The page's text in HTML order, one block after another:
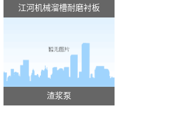
江河机械溜槽耐磨衬板
渣浆泵